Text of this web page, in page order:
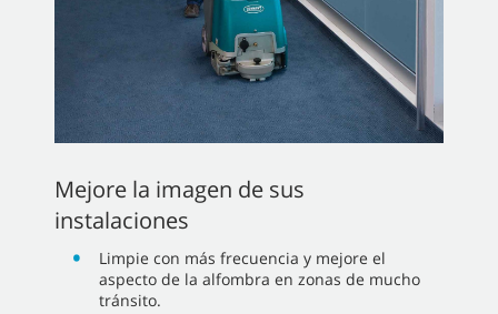
Mejore la imagen de sus
instalaciones
Limpie con más frecuencia y mejore el
aspecto de la alfombra en zonas de mucho
tránsito.